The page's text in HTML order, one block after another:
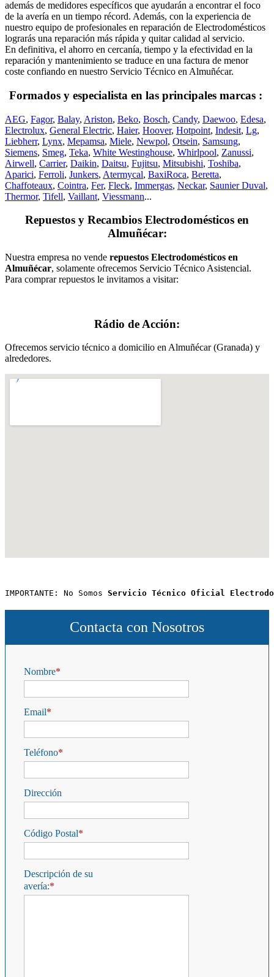
además de medidores específicos que ayudarán a encontrar el foco
de la avería en un tiempo récord. Además, con la experiencia de
nuestro equipo de profesionales en reparación de Electrodomésticos
lograrás una reparación más rápida y quitar calidad al servicio.
En definitiva, el ahorro en cercanía, tiempo y la efectividad en la
reparación y mantenimiento se traduce en una factura de menor
coste confiando en nuestro Servicio Técnico en Almuñécar.
Formados y especialista en las principales marcas :
AEG, Fagor, Balay, Ariston, Beko, Bosch, Candy, Daewoo, Edesa,
Electrolux, General Electric, Haier, Hoover, Hotpoint, Indesit, Lg,
Liebherr, Lynx, Mepamsa, Miele, Newpol, Otsein, Samsung,
Siemens, Smeg, Teka, White Westinghouse, Whirlpool, Zanussi,
Airwell, Carrier, Daikin, Daitsu, Fujitsu, Mitsubishi, Toshiba,
Aparici, Ferroli, Junkers, Atermycal, BaxiRoca, Beretta,
Chaffoteaux, Cointra, Fer, Fleck, Immergas, Neckar, Saunier Duval,
Thermor, Tifell, Vaillant, Viessmann...
Repuestos y Recambios Electrodomésticos en
Almuñécar:
Nuestra empresa no vende repuestos Electrodomésticos en
Almuñécar, solamente ofrecemos Servicio Técnico Asistencial.
Para comprar repuestos le invitamos a visitar:
Rádio de Acción:
Ofrecemos servicio técnico a domicilio en Almuñécar (Granada) y
alrededores.
IMPORTANTE: No Somos Servicio Técnico Oficial
Contacta con Nosotros
Nombre
Email
Teléfono
Dirección
Código Postal
Descripción de su
avería: